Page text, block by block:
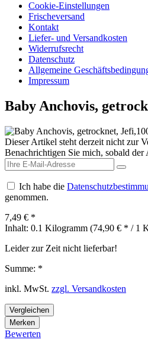
Cookie-Einstellungen
Frischeversand
Kontakt
Liefer- und Versandkosten
Widerrufsrecht
Datenschutz
Allgemeine
Impressum
Baby Anchovis,
Dieser Artikel steht derzeit nicht zur
Benachrichtigen Sie mich, sobald
Ich habe die
genommen.
7,49 € *
Inhalt: 0.1 Kilogramm (74,90 € * / 1
Leider zur Zeit nicht lieferbar!
Summe: *
inkl. MwSt. zzgl. Versandkosten
Vergleichen
Merken
Bewerten